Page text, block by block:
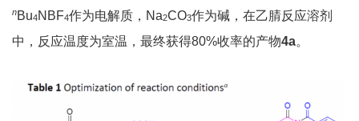
nBu4NBF4作为电解质，Na2CO3作为碱，在乙腈反应溶剂
中，反应温度为室温，最终获得80%收率的产物4a。